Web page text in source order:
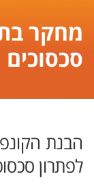
מחקר
סכסוכים
הבנת
לפתרון